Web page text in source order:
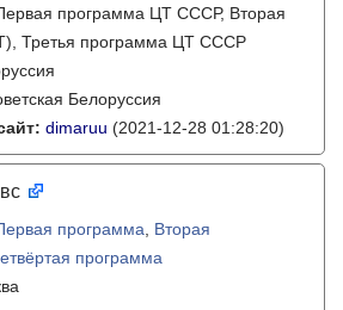
программа ЦТ ССCР, Вторая
Третья программа ЦТ ССCР
Белоруссия
dimaruu (2021-12-28 01:28:20)
вс
программа
Вторая
программа